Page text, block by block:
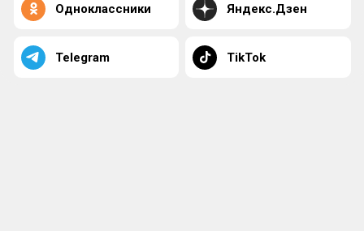
Одноклассники Яндекс.Дзен
Telegram TikTok